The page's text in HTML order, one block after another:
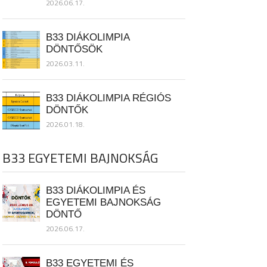
2026.06.17.
B33 DIÁKOLIMPIA
DÖNTŐSÖK
2026.03.11.
B33 DIÁKOLIMPIA RÉGIÓS
DÖNTŐK
2026.01.18.
B33 EGYETEMI BAJNOKSÁG
B33 DIÁKOLIMPIA ÉS
EGYETEMI BAJNOKSÁG
DÖNTŐ
2026.06.17.
B33 EGYETEMI ÉS